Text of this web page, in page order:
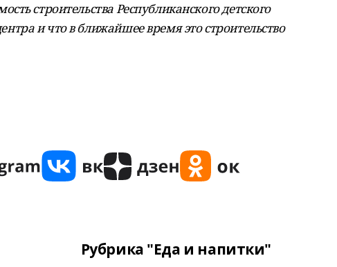
строительства Республиканского детского
и что в ближайшее время это строительство
Рубрика "Еда и напитки"